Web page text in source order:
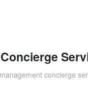
concierge